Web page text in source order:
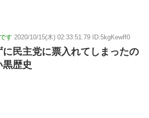
す 2020/10/15(木) 02:33:51.79 ID:5kgKewff0
に民主党に票入れてしまったの
黒歴史